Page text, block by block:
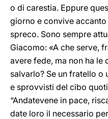
o di carestia. Eppure
giorno e convive accanto
spreco. Sono sempre
Giacomo: «A che serve,
avere fede, ma non ha le
salvarlo? Se un fratello o
e sprovvisti del cibo
“Andatevene in pace,
date loro il necessario